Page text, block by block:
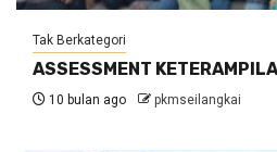
Tak Berkategori
ASSESSMENT
10 bulan ago pkmseilangkai